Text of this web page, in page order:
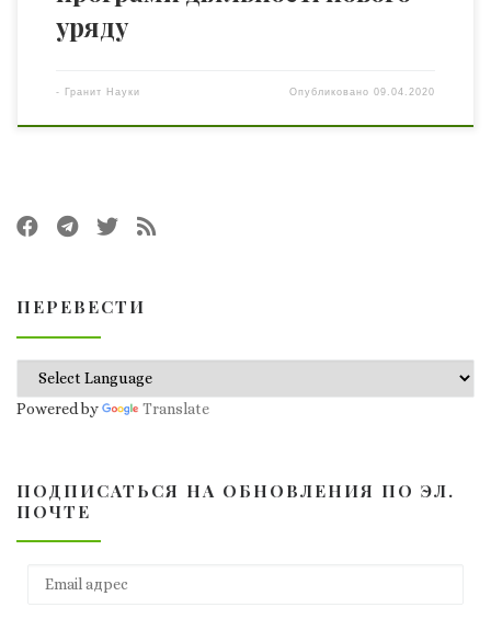
уряду
- Гранит Науки Опубликовано09.04.2020
ПЕРЕВЕСТИ
Powered by Translate
ПОДПИСАТЬСЯ НА ОБНОВЛЕНИЯ ПО ЭЛ.
ПОЧТЕ